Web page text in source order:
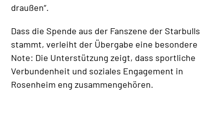
draußen“.
Dass die Spende aus der Fanszene der Starbulls
stammt, verleiht der Übergabe eine besondere
Note: Die Unterstützung zeigt, dass sportliche
Verbundenheit und soziales Engagement in
Rosenheim eng zusammengehören.